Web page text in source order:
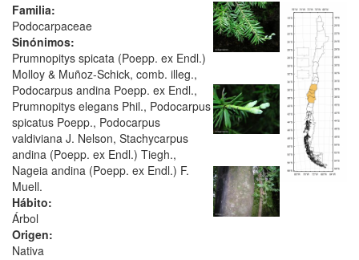
Familia:
Podocarpaceae
Sinónimos:
Prumnopitys spicata (Poepp. ex Endl.)
Molloy & Muñoz-Schick, comb. illeg.,
Podocarpus andina Poepp. ex Endl.,
Prumnopitys elegans Phil., Podocarpus
spicatus Poepp., Podocarpus
valdiviana J. Nelson, Stachycarpus
andina (Poepp. ex Endl.) Tiegh.,
Nageia andina (Poepp. ex Endl.) F.
Muell.
Hábito:
Árbol
Origen:
Nativa